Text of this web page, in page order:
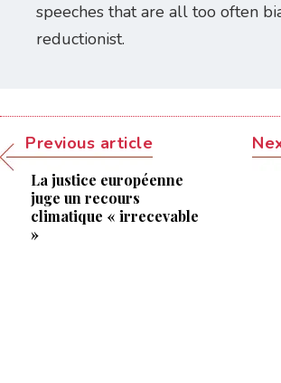
speeches that are all too often
reductionist.
Previous article
La justice européenne
juge un recours
climatique « irrecevable
»